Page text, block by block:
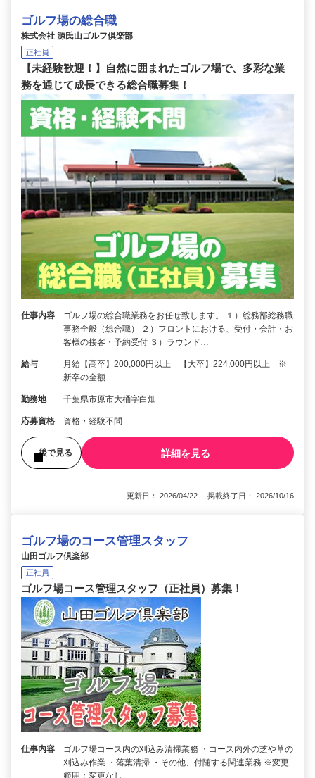
ゴルフ場の総合職
株式会社 源氏山ゴルフ倶楽部
正社員
【未経験歓迎！】自然に囲まれたゴルフ場で、多彩な業
務を通じて成長できる総合職募集！
仕事内容
ゴルフ場の総合職業務をお任せ致します。 １）総務部総務職
事務全般（総合職） ２）フロントにおける、受付・会計・お
客様の接客・予約受付 ３）ラウンド…
給与
月給【高卒】200,000円以上 【大卒】224,000円以上 ※
新卒の金額
勤務地 千葉県市原市大桶字白畑
応募資格 資格・経験不問
後で見る 詳細を見る
更新日： 2026/04/22 掲載終了日： 2026/10/16
ゴルフ場のコース管理スタッフ
山田ゴルフ倶楽部
正社員
ゴルフ場コース管理スタッフ（正社員）募集！
仕事内容
ゴルフ場コース内の刈込み清掃業務 ・コース内外の芝や草の
刈込み作業 ・落葉清掃 ・その他、付随する関連業務 ※変更